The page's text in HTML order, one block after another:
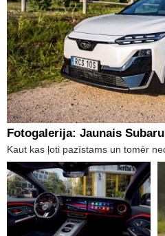
Fotogalerija: Jaunais
Kaut kas ļoti pazīstams un tomēr